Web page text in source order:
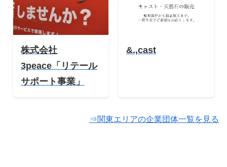
株式会社
3peace「リテール
サポート事業」
&.,cast
⇒関東エリアの企業団体一覧を見る